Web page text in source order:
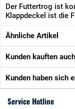
Der Futtertrog ist
Klappdeckel ist die
Ähnliche Artikel
Kunden kauften auch
Kunden haben sich
Service Hotline